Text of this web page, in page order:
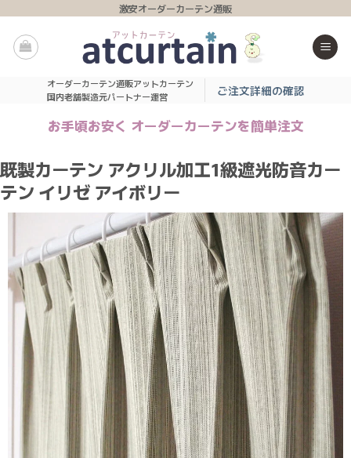
content
激安オーダーカーテン通販
オーダーカーテン通販アットカーテン
国内老舗製造元パートナー運営
ご注文詳細の確認
お手頃お安く オーダーカーテンを簡単注文
既製カーテン アクリル加工1級遮光防音カー
テン イリゼ アイボリー